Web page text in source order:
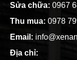
Sửa chữa: 0967
Thu mua: 0978
Email:
Địa chỉ: